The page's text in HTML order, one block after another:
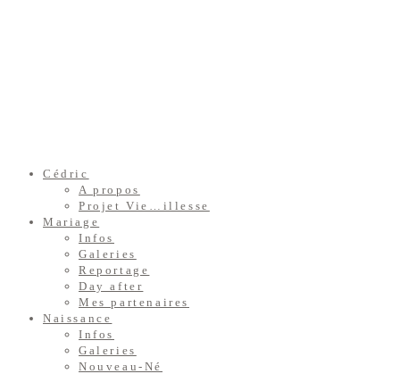
Cédric
A propos
Projet Vie…illesse
Mariage
Infos
Galeries
Reportage
Day after
Mes partenaires
Naissance
Infos
Galeries
Nouveau-Né